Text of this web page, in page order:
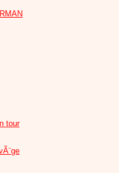
tour